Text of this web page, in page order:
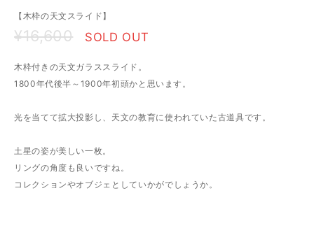
【木枠の天文スライド】
¥16,600 SOLD OUT
木枠付きの天文ガラススライド。
1800年代後半～1900年初頭かと思います。
光を当てて拡大投影し、天文の教育に使われていた古道具です。
土星の姿が美しい一枚。
リングの角度も良いですね。
コレクションやオブジェとしていかがでしょうか。